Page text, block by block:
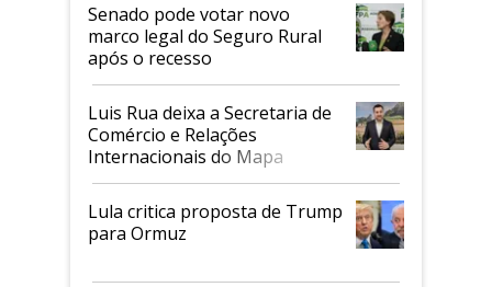
Senado pode votar novo
marco legal do Seguro Rural
após o recesso
Luis Rua deixa a Secretaria de
Comércio e Relações
Internacionais do Mapa
Lula critica proposta de Trump
para Ormuz